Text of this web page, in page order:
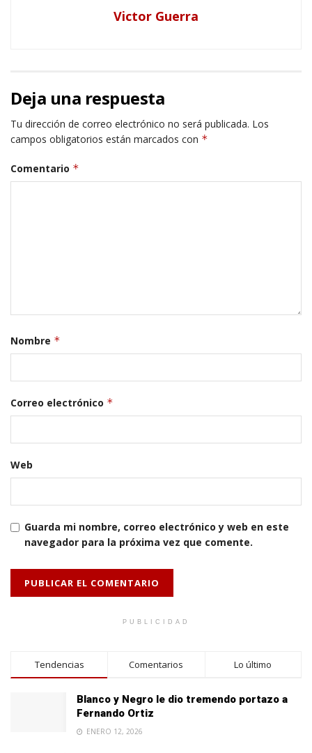
Victor Guerra
Deja una respuesta
Tu dirección de correo electrónico no será publicada. Los
campos obligatorios están marcados con *
Comentario *
Nombre *
Correo electrónico *
Web
Guarda mi nombre, correo electrónico y web en este
navegador para la próxima vez que comente.
PUBLICIDAD
Tendencias Comentarios Lo último
Blanco y Negro le dio tremendo portazo a
Fernando Ortiz
ENERO 12, 2026